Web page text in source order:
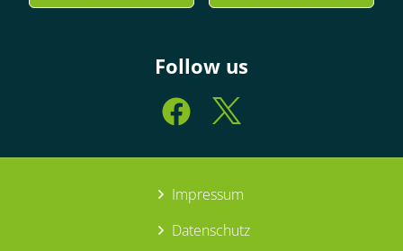
Follow us
Impressum
Datenschutz